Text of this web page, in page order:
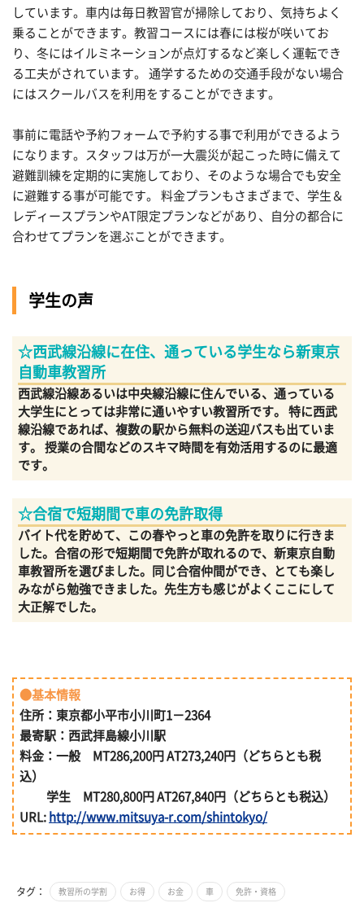
しています。車内は毎日教習官が掃除しており、気持ちよく
乗ることができます。教習コースには春には桜が咲いてお
り、冬にはイルミネーションが点灯するなど楽しく運転でき
る工夫がされています。 通学するための交通手段がない場合
にはスクールバスを利用をすることができます。
事前に電話や予約フォームで予約する事で利用ができるよう
になります。スタッフは万が一大震災が起こった時に備えて
避難訓練を定期的に実施しており、そのような場合でも安全
に避難する事が可能です。 料金プランもさまざまで、学生＆
レディースプランやAT限定プランなどがあり、自分の都合に
合わせてプランを選ぶことができます。
学生の声
☆西武線沿線に在住、通っている学生なら新東京
自動車教習所
西武線沿線あるいは中央線沿線に住んでいる、通っている
大学生にとっては非常に通いやすい教習所です。 特に西武
線沿線であれば、複数の駅から無料の送迎バスも出ていま
す。 授業の合間などのスキマ時間を有効活用するのに最適
です。
☆合宿で短期間で車の免許取得
バイト代を貯めて、この春やっと車の免許を取りに行きま
した。合宿の形で短期間で免許が取れるので、新東京自動
車教習所を選びました。同じ合宿仲間ができ、とても楽し
みながら勉強できました。先生方も感じがよくここにして
大正解でした。
●基本情報
住所：東京都小平市小川町1－2364
最寄駅：西武拝島線小川駅
料金：一般 MT286,200円 AT273,240円（どちらとも税
込）
学生 MT280,800円 AT267,840円（どちらとも税込）
URL: http://www.mitsuya-r.com/shintokyo/
タグ： 教習所の学割 お得 お金 車 免許・資格